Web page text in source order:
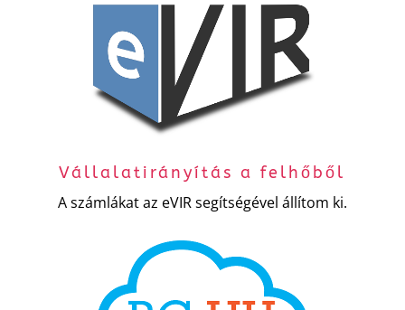
Vállalatirányítás a felhőből
A számlákat az eVIR segítségével állítom ki.